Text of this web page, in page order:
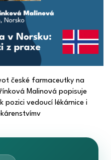
české farmaceutky na
Malinová popisuje
pozici vedoucí lékárnice i